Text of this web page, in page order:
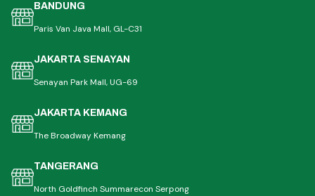
BANDUNG
Paris Van Java Mall, GL-C31
JAKARTA SENAYAN
Senayan Park Mall, UG-69
JAKARTA KEMANG
The Broadway Kemang
TANGERANG
North Goldfinch Summarecon Serpong